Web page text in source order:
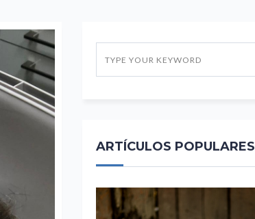
ARTÍCULOS POPULARES